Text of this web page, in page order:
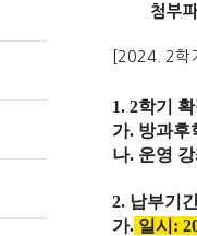
첨부
[2024. 2학
1. 2학기
가. 방과후
나. 운영
2. 납부기
가. 일시 :